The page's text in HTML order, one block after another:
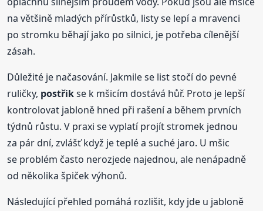
na většině mladých přírůstků, listy se lepí a mravenci
po stromku běhají jako po silnici, je potřeba cílenější
zásah.
Důležité je načasování. Jakmile se list stočí do pevné
ruličky, postřikse k mšicím dostává hůř. Proto je lepší
kontrolovat jabloně hned při rašení a během prvních
týdnů růstu. V praxi se vyplatí projít stromek jednou
za pár dní, zvlášť když je teplé a suché jaro. U mšic
se problém často nerozjede najednou, ale nenápadně
od několika špiček výhonů.
Následující přehled pomáhá rozlišit, kdy jde u jabloně